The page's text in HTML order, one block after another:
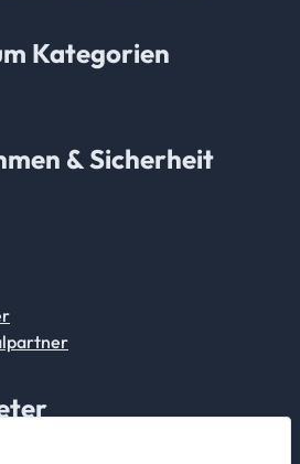
Kategorien
& Sicherheit